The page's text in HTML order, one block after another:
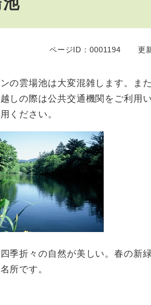
ページID：0001194 更
の雲場池は大変混雑します。ま
しの際は公共交通機関をご利用
ください。
季折々の自然が美しい。春の新
所です。